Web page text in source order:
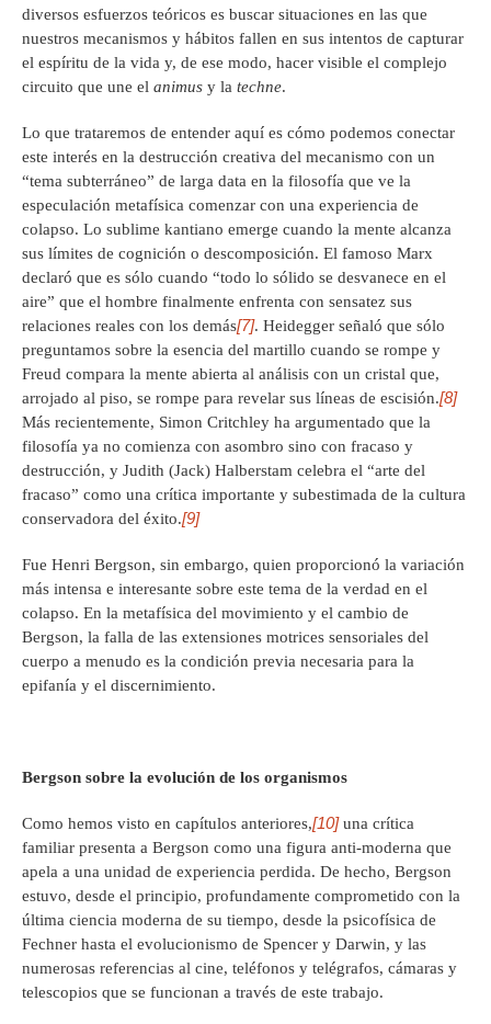
diversos esfuerzos teóricos es buscar situaciones en las que
nuestros mecanismos y hábitos fallen en sus intentos de capturar
el espíritu de la vida y, de ese modo, hacer visible el complejo
circuito que une el animus y la techne.
Lo que trataremos de entender aquí es cómo podemos conectar
este interés en la destrucción creativa del mecanismo con un
“tema subterráneo” de larga data en la filosofía que ve la
especulación metafísica comenzar con una experiencia de
colapso. Lo sublime kantiano emerge cuando la mente alcanza
sus límites de cognición o descomposición. El famoso Marx
declaró que es sólo cuando “todo lo sólido se desvanece en el
aire” que el hombre finalmente enfrenta con sensatez sus
relaciones reales con los demás[7]. Heidegger señaló que sólo
preguntamos sobre la esencia del martillo cuando se rompe y
Freud compara la mente abierta al análisis con un cristal que,
arrojado al piso, se rompe para revelar sus líneas de escisión.[8]
Más recientemente, Simon Critchley ha argumentado que la
filosofía ya no comienza con asombro sino con fracaso y
destrucción, y Judith (Jack) Halberstam celebra el “arte del
fracaso” como una crítica importante y subestimada de la cultura
conservadora del éxito.[9]
Fue Henri Bergson, sin embargo, quien proporcionó la variación
más intensa e interesante sobre este tema de la verdad en el
colapso. En la metafísica del movimiento y el cambio de
Bergson, la falla de las extensiones motrices sensoriales del
cuerpo a menudo es la condición previa necesaria para la
epifanía y el discernimiento.
Bergson sobre la evolución de los organismos
Como hemos visto en capítulos anteriores,[10]una crítica
familiar presenta a Bergson como una figura anti-moderna que
apela a una unidad de experiencia perdida. De hecho, Bergson
estuvo, desde el principio, profundamente comprometido con la
última ciencia moderna de su tiempo, desde la psicofísica de
Fechner hasta el evolucionismo de Spencer y Darwin, y las
numerosas referencias al cine, teléfonos y telégrafos, cámaras y
telescopios que se funcionan a través de este trabajo.